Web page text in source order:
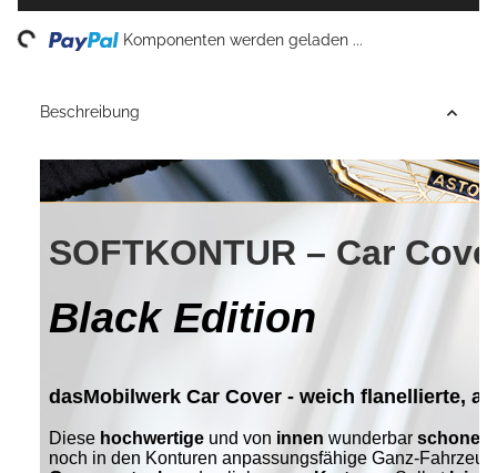
Loading... Komponenten werden geladen ...
Beschreibung